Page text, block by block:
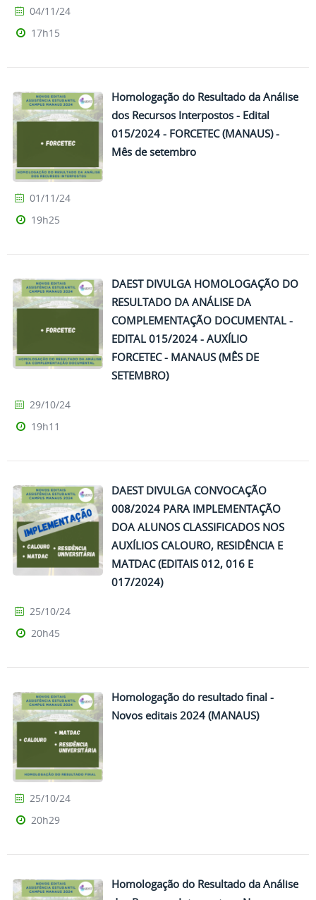
04/11/24
17h15
Homologação do Resultado da Análise
dos Recursos Interpostos - Edital
015/2024 - FORCETEC (MANAUS) -
Mês de setembro
01/11/24
19h25
DAEST DIVULGA HOMOLOGAÇÃO DO
RESULTADO DA ANÁLISE DA
COMPLEMENTAÇÃO DOCUMENTAL -
EDITAL 015/2024 - AUXÍLIO
FORCETEC - MANAUS (MÊS DE
SETEMBRO)
29/10/24
19h11
DAEST DIVULGA CONVOCAÇÃO
008/2024 PARA IMPLEMENTAÇÃO
DOA ALUNOS CLASSIFICADOS NOS
AUXÍLIOS CALOURO, RESIDÊNCIA E
MATDAC (EDITAIS 012, 016 E
017/2024)
25/10/24
20h45
Homologação do resultado final​ -
Novos editais 2024 (MANAUS)
25/10/24
20h29
Homologação do Resultado da Análise